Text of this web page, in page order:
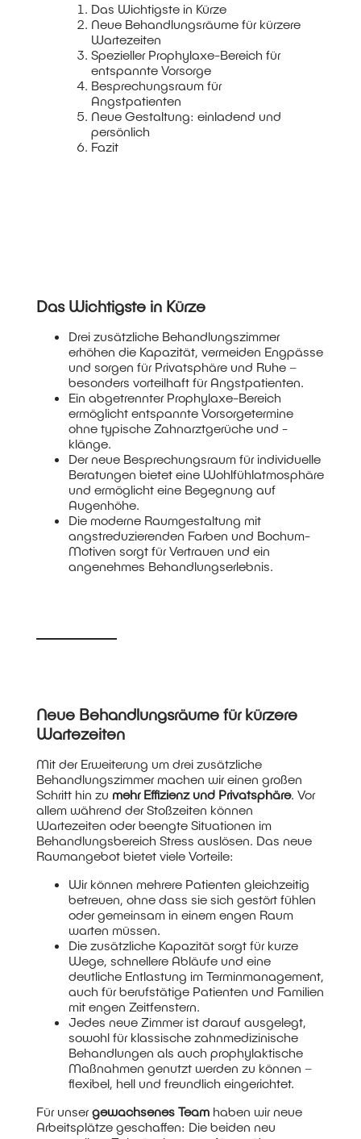
Das Wichtigste in Kürze
Neue Behandlungsräume für kürzere
Wartezeiten
Spezieller Prophylaxe-Bereich für
entspannte Vorsorge
Besprechungsraum für
Angstpatienten
Neue Gestaltung: einladend und
persönlich
Fazit
Das Wichtigste in Kürze
Drei zusätzliche Behandlungszimmer
erhöhen die Kapazität, vermeiden Engpässe
und sorgen für Privatsphäre und Ruhe –
besonders vorteilhaft für Angstpatienten.
Ein abgetrennter Prophylaxe-Bereich
ermöglicht entspannte Vorsorgetermine
ohne typische Zahnarztgerüche und -
klänge.
Der neue Besprechungsraum für individuelle
Beratungen bietet eine Wohlfühlatmosphäre
und ermöglicht eine Begegnung auf
Augenhöhe.
Die moderne Raumgestaltung mit
angstreduzierenden Farben und Bochum-
Motiven sorgt für Vertrauen und ein
angenehmes Behandlungserlebnis.
Neue Behandlungsräume für kürzere
Wartezeiten
Mit der Erweiterung um drei zusätzliche
Behandlungszimmer machen wir einen großen
Schritt hin zu mehr Effizienz und Privatsphäre. Vor
allem während der Stoßzeiten können
Wartezeiten oder beengte Situationen im
Behandlungsbereich Stress auslösen. Das neue
Raumangebot bietet viele Vorteile:
Wir können mehrere Patienten gleichzeitig
betreuen, ohne dass sie sich gestört fühlen
oder gemeinsam in einem engen Raum
warten müssen.
Die zusätzliche Kapazität sorgt für kurze
Wege, schnellere Abläufe und eine
deutliche Entlastung im Terminmanagement,
auch für berufstätige Patienten und Familien
mit engen Zeitfenstern.
Jedes neue Zimmer ist darauf ausgelegt,
sowohl für klassische zahnmedizinische
Behandlungen als auch prophylaktische
Maßnahmen genutzt werden zu können –
flexibel, hell und freundlich eingerichtet.
Für unsergewachsenes Teamhaben wir neue
Arbeitsplätze geschaffen: Die beiden neu